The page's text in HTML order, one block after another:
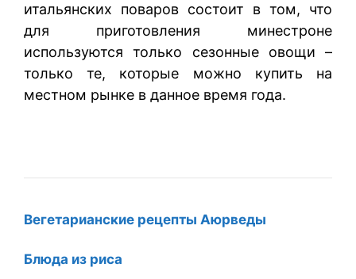
итальянских поваров состоит в том, что
для приготовления минестроне
используются только сезонные овощи –
только те, которые можно купить на
местном рынке в данное время года.
Вегетарианские рецепты Аюрведы
Блюда из риса